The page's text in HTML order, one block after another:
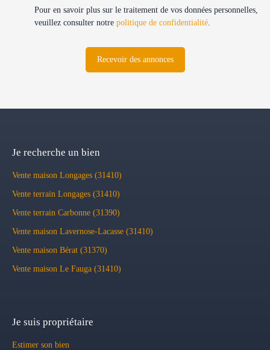
Pour en savoir plus sur le traitement de vos données personnelles,
veuillez consulter notre politique de confidentialité
Recevoir des annonces
Je recherche un bien
Vente maison Longages (31410)
Vente terrain Longages (31410)
Vente terrain Carbonne (31390)
Vente maison Lavernose-Lacasse (31410)
Vente maison Bérat (31370)
Vente maison Le Fauga (31410)
Je suis propriétaire
Estimer son bien